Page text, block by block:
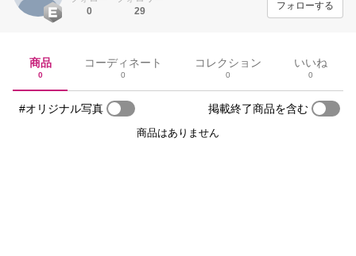
0
29
フォローする
商品
0
コーディネート
0
コレクション
0
いいね
0
#オリジナル写真 掲載終了商品を含む
商品はありません